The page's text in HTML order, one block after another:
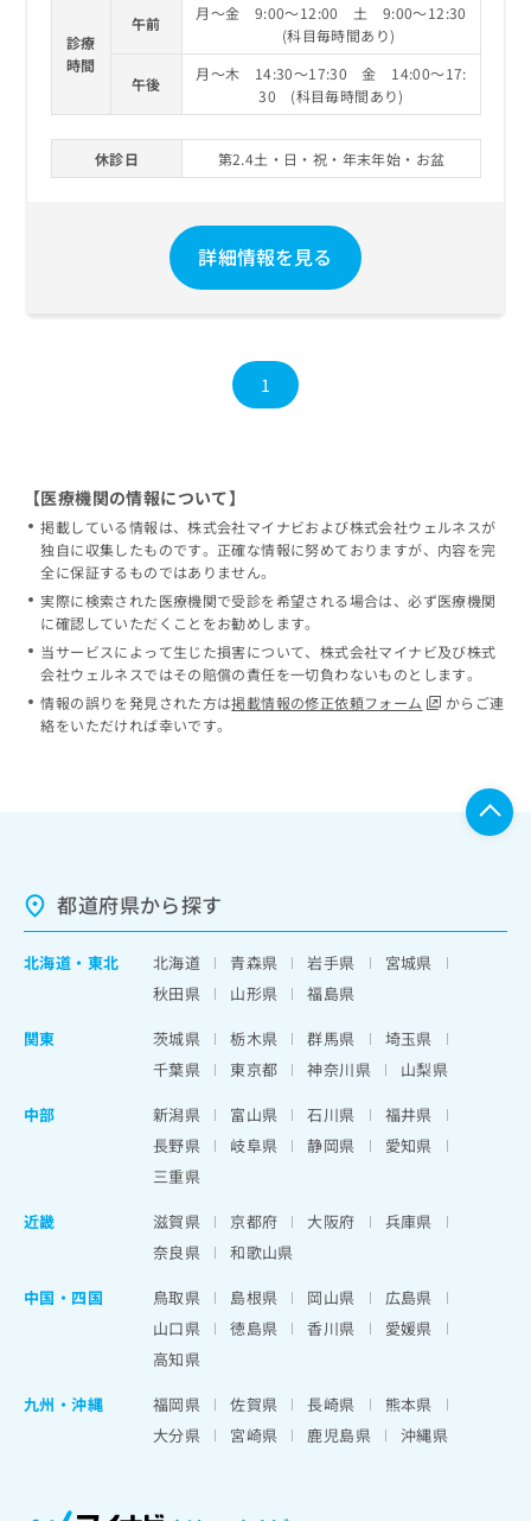
診療
時間
午前
月～金 9:00～12:00 土 9:00～12:30
(科目毎時間あり)
午後
月～木 14:30～17:30 金 14:00～17:
30 (科目毎時間あり)
休診日 第2.4土・日・祝・年末年始・お盆
詳細情報を見る
1
【医療機関の情報について】
掲載している情報は、株式会社マイナビおよび株式会社ウェルネスが
独自に収集したものです。正確な情報に努めておりますが、内容を完
全に保証するものではありません。
実際に検索された医療機関で受診を希望される場合は、必ず医療機関
に確認していただくことをお勧めします。
当サービスによって生じた損害について、株式会社マイナビ及び株式
会社ウェルネスではその賠償の責任を一切負わないものとします。
情報の誤りを発見された方は掲載情報の修正依頼フォーム
からご連
絡をいただければ幸いです。
都道府県から探す
北海道 ・ 東北 北海道 青森県 岩手県
宮城県
秋田県
山形県
福島県
関東
茨城県 栃木県 群馬県
埼玉県
千葉県
東京都 神奈川県
山梨県
中部
新潟県 富山県 石川県
福井県
長野県
岐阜県 静岡県
愛知県
三重県
近畿
滋賀県 京都府 大阪府
兵庫県
奈良県
和歌山県
中国・四国
鳥取県 島根県 岡山県
広島県
山口県
徳島県 香川県
愛媛県
高知県
九州・沖縄
福岡県 佐賀県 長崎県
熊本県
大分県
宮崎県 鹿児島県 沖縄県